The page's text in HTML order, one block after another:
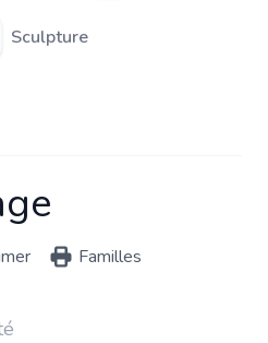
Sculpture
Familles